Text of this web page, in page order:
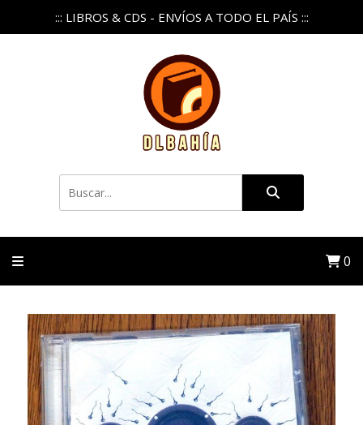
::: LIBROS & CDS - ENVÍOS A TODO EL PAÍS :::
0